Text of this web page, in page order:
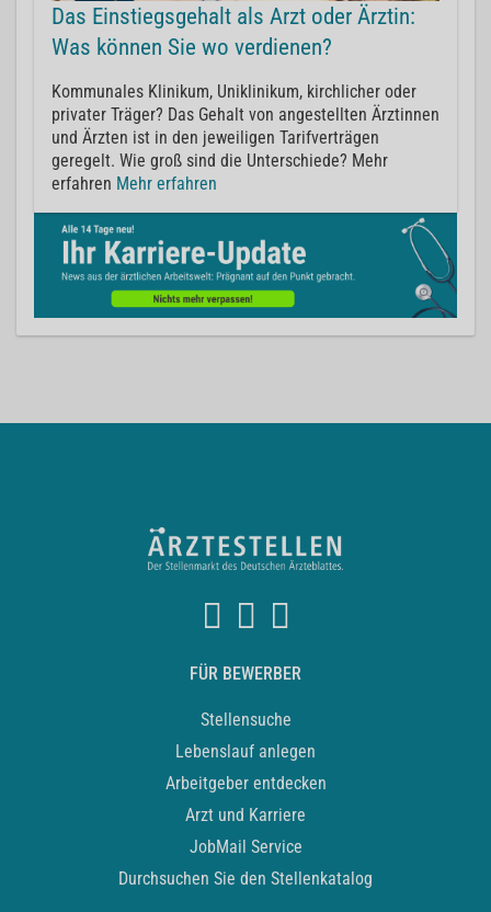
Das Einstiegsgehalt als Arzt oder Ärztin:
Was können Sie wo verdienen?
Kommunales Klinikum, Uniklinikum, kirchlicher oder
privater Träger? Das Gehalt von angestellten Ärztinnen
und Ärzten ist in den jeweiligen Tarifverträgen
geregelt. Wie groß sind die Unterschiede? Mehr
erfahren Mehr erfahren
FÜR BEWERBER
Stellensuche
Lebenslauf anlegen
Arbeitgeber entdecken
Arzt und Karriere
JobMail Service
Durchsuchen Sie den Stellenkatalog